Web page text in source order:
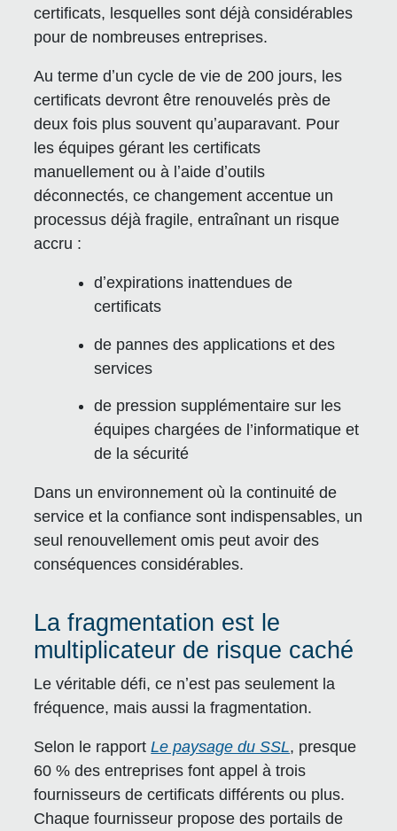
certificats, lesquelles sont déjà considérables
pour de nombreuses entreprises.
Au terme dʼun cycle de vie de 200 jours, les
certificats devront être renouvelés près de
deux fois plus souvent quʼauparavant. Pour
les équipes gérant les certificats
manuellement ou à lʼaide dʼoutils
déconnectés, ce changement accentue un
processus déjà fragile, entraînant un risque
accru :
dʼexpirations inattendues de
certificats
de pannes des applications et des
services
de pression supplémentaire sur les
équipes chargées de l’informatique et
de la sécurité
Dans un environnement où la continuité de
service et la confiance sont indispensables, un
seul renouvellement omis peut avoir des
conséquences considérables.
La fragmentation est le
multiplicateur de risque caché
Le véritable défi, ce nʼest pas seulement la
fréquence, mais aussi la fragmentation.
Selon le rapportLe paysage du SSL, presque
60 % des entreprises font appel à trois
fournisseurs de certificats différents ou plus.
Chaque fournisseur propose des portails de